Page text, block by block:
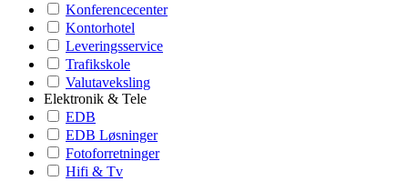
Konferencecenter
Kontorhotel
Leveringsservice
Trafikskole
Valutaveksling
Elektronik & Tele
EDB
EDB Løsninger
Fotoforretninger
Hifi & Tv